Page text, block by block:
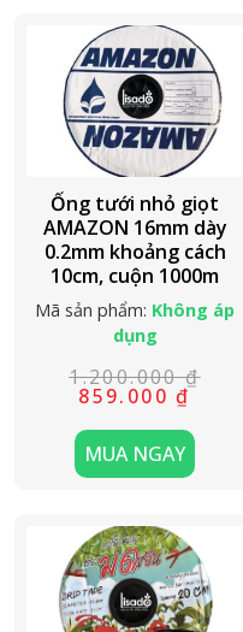
Ống tưới nhỏ giọt
AMAZON 16mm dày
0.2mm khoảng cách
10cm, cuộn 1000m
Mã sản phẩm: Không áp
dụng
1.200.000₫
Giá
là:
1.200.000
859.000₫
Giá
hiện
tại
là:
859.000 ₫.
MUA NGAY